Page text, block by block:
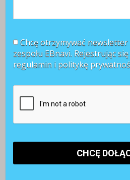
TOP 3 miesiąca
Chcę otrzymywać
zespołu EBnavi. Rejestrując
regulamin i politykę